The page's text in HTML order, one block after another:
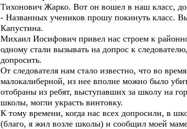
Тихонович Жарко. Вот он вошел в наш класс,
- Названных учеников прошу покинуть класс.
Капустина.
Михаил Иосифович привел нас строем к
одному стали вызывать на допрос к
допросить.
От следователя нам стало известно, что во
малокалиберной, из нее вполне можно было
отобраны из ребят, выступавших за школу на
школы, могли украсть винтовку.
К тому времени, когда нас всех допросили, в
(благо, я жил возле школы) и сообщил моей